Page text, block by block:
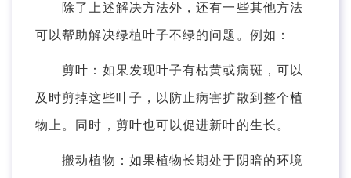
除了上述解决方法外，还有一些其他方法
可以帮助解决绿植叶子不绿的问题。例如：
剪叶：如果发现叶子有枯黄或病斑，可以
及时剪掉这些叶子，以防止病害扩散到整个植
物上。同时，剪叶也可以促进新叶的生长。
搬动植物：如果植物长期处于阴暗的环境